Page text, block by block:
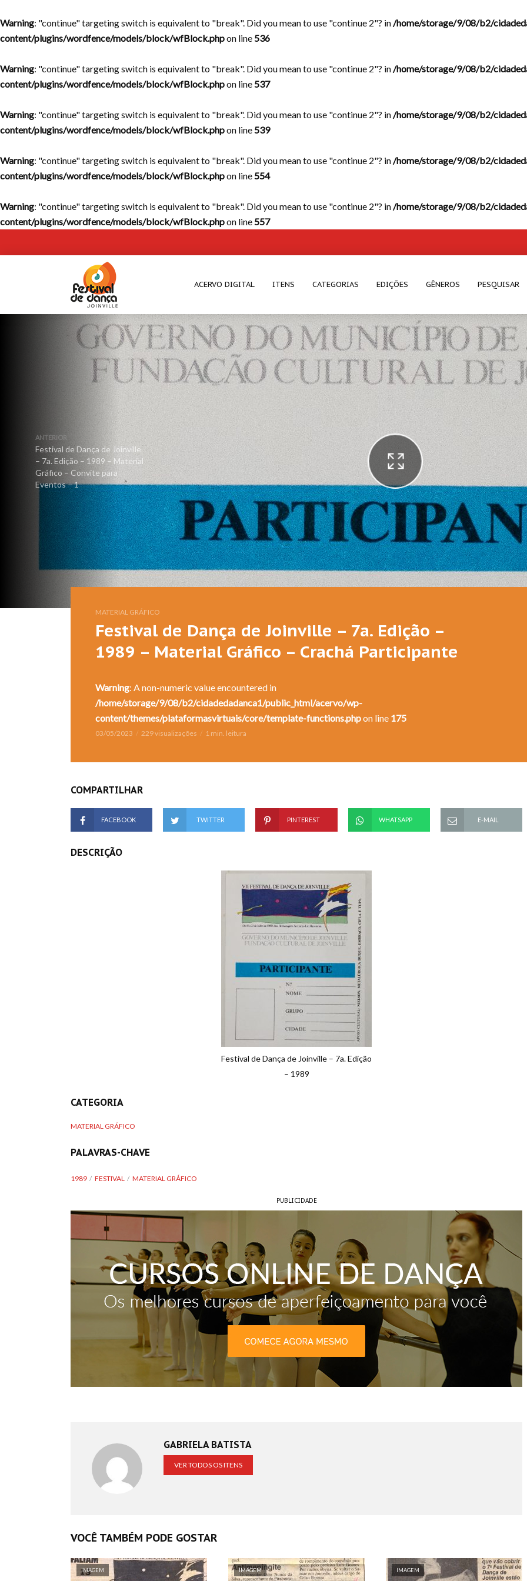
Warning: "continue" targeting switch is equivalent to "break". Did you mean to use "continue 2"? in/home/storage/9/08/b2/
content/plugins/wordfence/models/block/wfBlock.phpon line536
Warning: "continue" targeting switch is equivalent to "break". Did you mean to use "continue 2"? in/home/storage/9/08/b2/
content/plugins/wordfence/models/block/wfBlock.phpon line537
Warning: "continue" targeting switch is equivalent to "break". Did you mean to use "continue 2"? in/home/storage/9/08/b2/
content/plugins/wordfence/models/block/wfBlock.phpon line539
Warning: "continue" targeting switch is equivalent to "break". Did you mean to use "continue 2"? in/home/storage/9/08/b2/
content/plugins/wordfence/models/block/wfBlock.phpon line554
Warning: "continue" targeting switch is equivalent to "break". Did you mean to use "continue 2"? in/home/storage/9/08/b2/
content/plugins/wordfence/models/block/wfBlock.phpon line557
ACERVO DIGITAL ITENS CATEGORIAS EDIÇÕES GÊNEROS PESQUISAR
ANTERIOR
Festival de Dança de Joinville
– 7a. Edição – 1989 – Material
Gráfico – Convite para
Eventos – 1
MATERIAL GRÁFICO
Festival de Dança de Joinville – 7a. Edição –
1989 – Material Gráfico – Crachá Participante
Warning: A non-numeric value encountered in
/home/storage/9/08/b2/cidadedadanca1/public_html/acervo/wp-
content/themes/plataformasvirtuais/core/template-functions.phpon line 175
03/05/2023 229 visualizações 1 min. leitura
COMPARTILHAR
FACEBOOK TWITTER PINTEREST WHATSAPP E-MAIL
DESCRIÇÃO
Festival de Dança de Joinville – 7a. Edição
– 1989
CATEGORIA
MATERIAL GRÁFICO
PALAVRAS-CHAVE
1989 FESTIVAL MATERIAL GRÁFICO
PUBLICIDADE
GABRIELA BATISTA
VER TODOS OS ITENS
VOCÊ TAMBÉM PODE GOSTAR
IMAGEM IMAGEM IMAGEM